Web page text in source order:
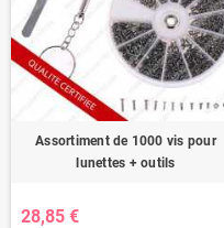
Assortiment de 1000 vis pour
lunettes + outils
28,85 €